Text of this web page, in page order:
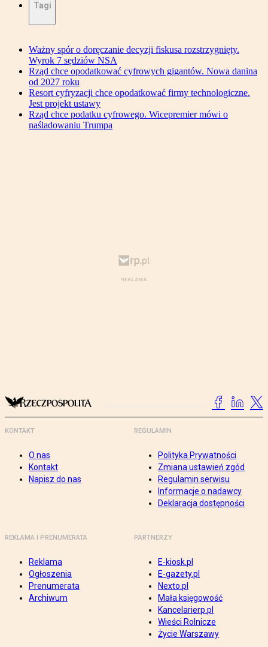
Tagi
Ważny spór o doręczanie decyzji fiskusa rozstrzygnięty.
Wyrok 7 sędziów NSA
Rząd chce opodatkować cyfrowych gigantów. Nowa danina
od 2027 roku
Resort cyfryzacji chce opodatkować firmy technologiczne.
Jest projekt ustawy
Rząd chce podatku cyfrowego. Wicepremier mówi o
naśladowaniu Trumpa
KONTAKT
O nas
Kontakt
Napisz do nas
REGULAMIN
Polityka Prywatności
Zmiana ustawień zgód
Regulamin serwisu
Informacje o nadawcy
Deklaracja dostępności
REKLAMA I PRENUMERATA
Reklama
Ogłoszenia
Prenumerata
Archiwum
PARTNERZY
E-kiosk.pl
E-gazety.pl
Nexto.pl
Mała księgowość
Kancelarierp.pl
Wieści Rolnicze
Życie Warszawy